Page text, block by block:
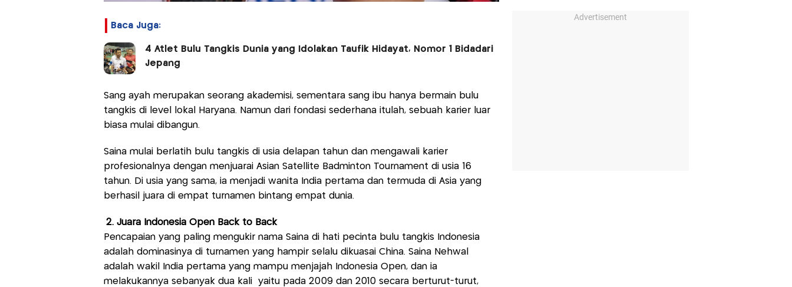
Baca Juga:
4 Atlet Bulu Tangkis Dunia yang Idolakan Taufik Hidayat, Nomor 1 Bidadari
Jepang
Sang ayah merupakan seorang akademisi, sementara sang ibu hanya bermain bulu
tangkis di level lokal Haryana. Namun dari fondasi sederhana itulah, sebuah karier luar
biasa mulai dibangun.
Saina mulai berlatih bulu tangkis di usia delapan tahun dan mengawali karier
profesionalnya dengan menjuarai Asian Satellite Badminton Tournament di usia 16
tahun. Di usia yang sama, ia menjadi wanita India pertama dan termuda di Asia yang
berhasil juara di empat turnamen bintang empat dunia.
2. Juara Indonesia Open Back to Back
Pencapaian yang paling mengukir nama Saina di hati pecinta bulu tangkis Indonesia
adalah dominasinya di turnamen yang hampir selalu dikuasai China. Saina Nehwal
adalah wakil India pertama yang mampu menjajah Indonesia Open, dan ia
melakukannya sebanyak dua kali yaitu pada 2009 dan 2010 secara berturut-turut,
Advertisement